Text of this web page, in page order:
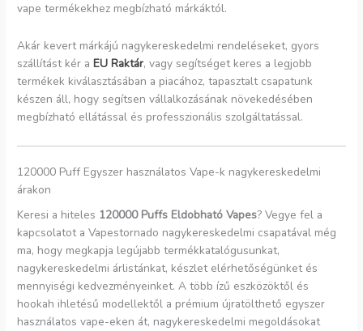
vape termékekhez megbízható márkáktól.
Akár kevert márkájú nagykereskedelmi rendeléseket, gyors
szállítást kér aEU Raktár, vagy segítséget keres a legjobb
termékek kiválasztásában a piacához, tapasztalt csapatunk
készen áll, hogy segítsen vállalkozásának növekedésében
megbízható ellátással és professzionális szolgáltatással.
120000 Puff Egyszer használatos Vape-k nagykereskedelmi
árakon
Keresi a hiteles 120000 Puffs Eldobható Vapes? Vegye fel a
kapcsolatot a Vapestornado nagykereskedelmi csapatával még
ma, hogy megkapja legújabb termékkatalógusunkat,
nagykereskedelmi árlistánkat, készlet elérhetőségünket és
mennyiségi kedvezményeinket. A több ízű eszközöktől és
hookah ihletésű modellektől a prémium újratölthető egyszer
használatos vape-eken át, nagykereskedelmi megoldásokat